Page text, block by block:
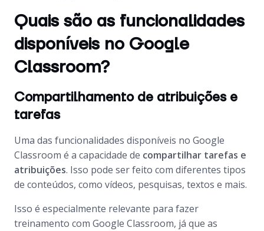
Quais são as funcionalidades
disponíveis no Google
Classroom?
Compartilhamento de atribuições e
tarefas
Uma das funcionalidades disponíveis no Google
Classroom é a capacidade de compartilhar tarefas e
atribuições. Isso pode ser feito com diferentes tipos
de conteúdos, como vídeos, pesquisas, textos e mais.
Isso é especialmente relevante para fazer
treinamento com Google Classroom, já que as